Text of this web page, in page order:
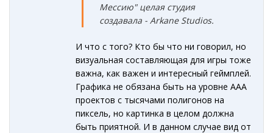
Мессию" целая студия
создавала - Arkane Studios.
И что с того? Кто бы что ни говорил, но
визуальная составляющая для игры тоже
важна, как важен и интересный геймплей.
Графика не обязана быть на уровне ААА
проектов с тысячами полигонов на
пиксель, но картинка в целом должна
быть приятной. И в данном случае вид от